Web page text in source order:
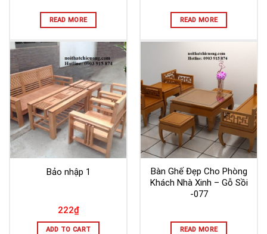
READ MORE READ MORE
Bảo nhập 1
222₫
ADD TO CART
Bàn Ghế Đẹp Cho Phòng
Khách Nhà Xinh – Gỗ Sồi
-077
READ MORE